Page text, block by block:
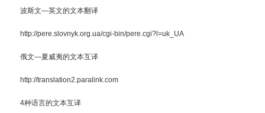
波斯文—英文的文本翻译
http://pere.slovnyk.org.ua/cgi-bin/pere.cgi?l=uk_UA
俄文—夏威夷的文本互译
http://translation2.paralink.com
4种语言的文本互译